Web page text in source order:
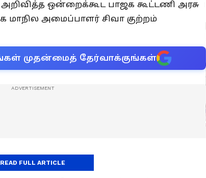
அறிவித்த ஒன்றைக்கூட பாஜக கூட்டணி அரசு
மாநில அமைப்பாளர் சிவா குற்றம்
முதன்மைத் தேர்வாக்குங்கள்
READ FULL ARTICLE